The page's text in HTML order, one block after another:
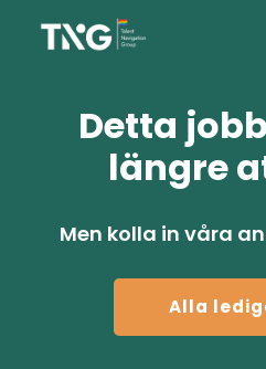
Detta
längre
Men kolla in våra
Alla